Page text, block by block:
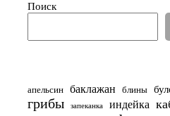
Поиск
апельсин баклажан блины
грибы запеканка индейка